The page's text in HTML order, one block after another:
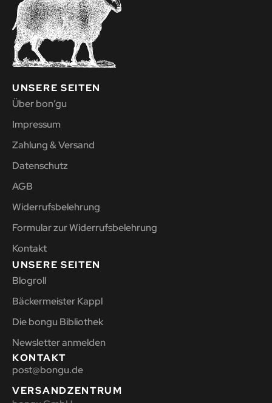
UNSERE SEITEN
Über bon’gu
Impressum
Zahlung & Versand
Datenschutz
AGB
Widerrufsbelehrung
Formular zur Widerrufsbelehrung
Kontakt
UNSERE SEITEN
Blogroll
Bäckermeister Kappl
Die bongu Bibliothek
Newsletter anmelden
KONTAKT
post@bongu.de
VERSANDZENTRUM